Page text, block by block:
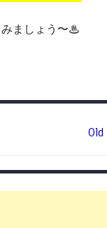
みましょう〜♨︎
Old